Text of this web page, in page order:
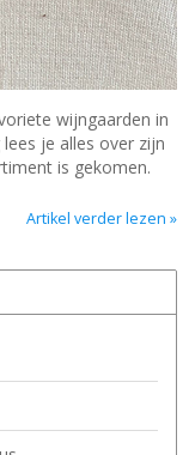
wijngaarden in
je alles over zijn
is gekomen.
Artikel verder lezen »